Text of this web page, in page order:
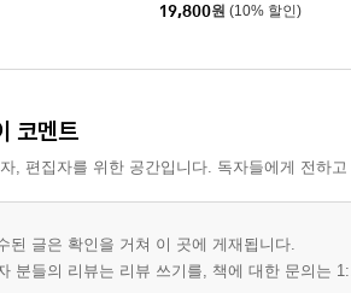
19,800원 (10% 할인)
코멘트
, 편집자를 위한 공간입니다. 독자들에게 전하
된 글은 확인을 거쳐 이 곳에 게재됩니다.
분들의 리뷰는 리뷰 쓰기를, 책에 대한 문의는